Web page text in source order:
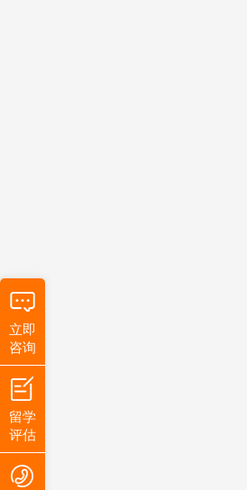
立即
咨询
留学
评估